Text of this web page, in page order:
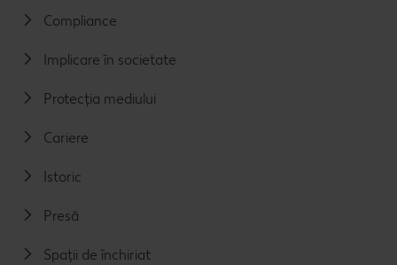
Compliance
Implicare în societate
Protecția mediului
Cariere
Istoric
Presă
Spații de închiriat